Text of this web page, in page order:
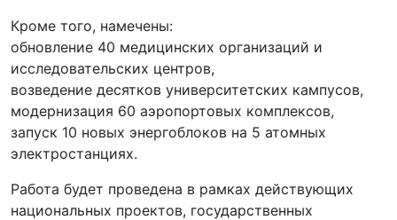
Кроме того, намечены:
обновление 40 медицинских организаций и
исследовательских центров,
возведение десятков университетских кампусов,
модернизация 60 аэропортовых комплексов,
запуск 10 новых энергоблоков на 5 атомных
электростанциях.
Работа будет проведена в рамках действующих
национальных проектов, государственных